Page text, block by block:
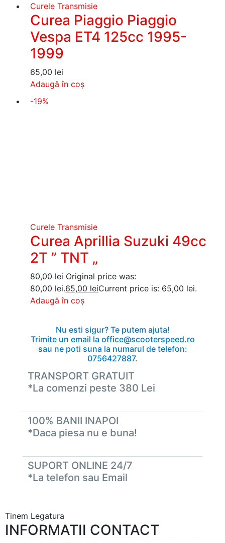
Curele Transmisie
Curea Piaggio Piaggio
Vespa ET4 125cc 1995-
1999
65,00 lei
Adaugă în coș
-19%
Curele Transmisie
Curea Aprillia Suzuki 49cc
2T ” TNT „
80,00lei Original price was:
80,00 lei.65,00 leiCurrent price is: 65,00 lei.
Adaugă în coș
Nu esti sigur? Te putem ajuta!
Trimite un email la office@scooterspeed.ro
sau ne poti suna la numarul de telefon:
0756427887.
TRANSPORT GRATUIT
*La comenzi peste 380 Lei
100% BANII INAPOI
*Daca piesa nu e buna!
SUPORT ONLINE 24/7
*La telefon sau Email
Tinem Legatura
INFORMATII CONTACT